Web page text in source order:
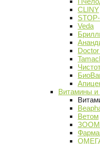
CLINY
Veda
Витамины и
Ветом